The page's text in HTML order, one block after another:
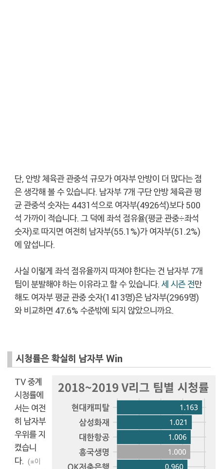
단, 안방 체육관 관중석 규모가 여자부 안방이 더 많다는 점
은 생각해 볼 수 있습니다. 남자부 7개 구단 안방 체육관 평
균 관중석 숫자는 4431석으로 여자부(4926석)보다 500
석 가까이 적습니다. 그 덕에 좌석 점유율(평균 관중÷좌석
숫자)로 따지면 여전히 남자부(55.1%)가 여자부(51.2%)
에 앞섭니다.
사실 이렇게 좌석 점유율까지 따져야 한다는 건 남자부 7개
팀이 분발해야 하는 이유라고 할 수 있습니다. 세 시즌 전만
해도 여자부 평균 관중 숫자(1413명)은 남자부(2969명)
와 비교하면 47.6% 수준밖에 되지 않았으니까요.
시청률은 확실히 남자부 Win
TV 중계
시청률에
서는 여전
히 남자부
우위를 지
켰습니
다. (※이